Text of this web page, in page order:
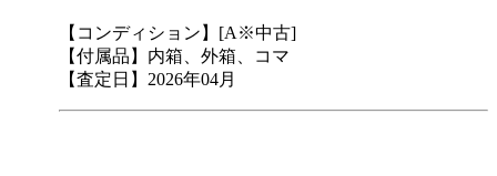
【コンディション】[A※中古]
【付属品】内箱、外箱、コマ
【査定日】2026年04月